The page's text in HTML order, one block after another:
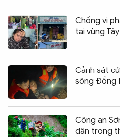
Chống vi
tại vùng
Cảnh sát
sông Đồng
Công an
dân trong